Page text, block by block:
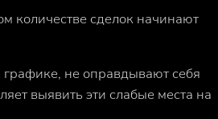
количестве сделок начинают
не оправдывают себя
выявить эти слабые места на